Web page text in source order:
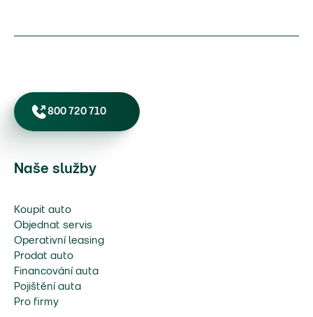
800 720 710
Naše služby
Koupit auto
Objednat servis
Operativní leasing
Prodat auto
Financování auta
Pojištění auta
Pro firmy